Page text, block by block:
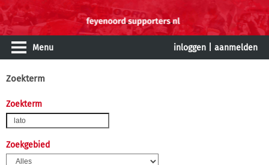
Menu inloggen aanmelden
Zoekterm
Zoekterm
Zoekgebied